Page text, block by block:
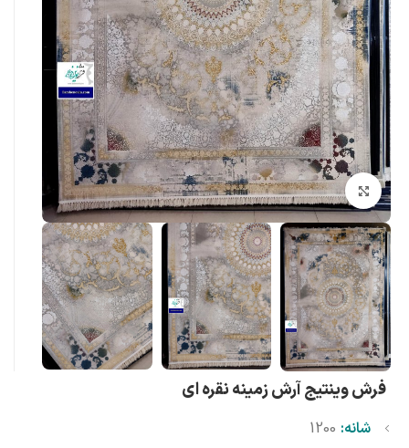
بزرگنمایی تصویر
فرش وینتیج آرش زمینه نقره ای
شانه: